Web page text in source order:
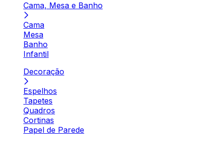
Cama, Mesa e Banho
Cama
Mesa
Banho
Infantil
Decoração
Espelhos
Tapetes
Quadros
Cortinas
Papel de Parede